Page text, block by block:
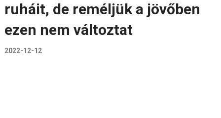
ruháit, de reméljük a jövőben
ezen nem változtat
2022-12-12